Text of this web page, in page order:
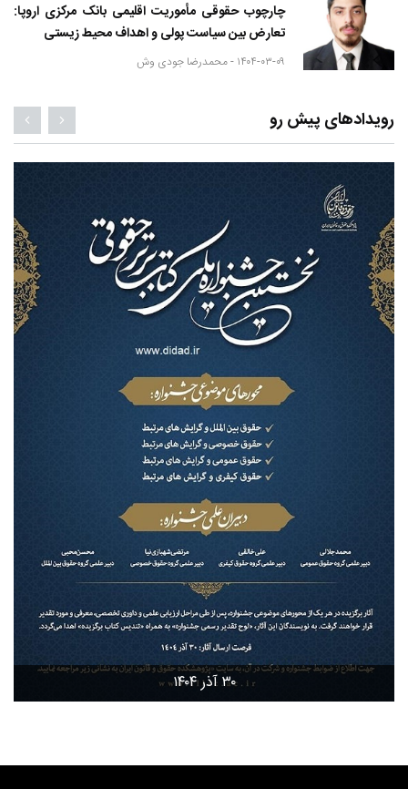
چارچوب حقوقی مأموریت اقلیمی بانک مرکزی اروپا:
تعارض بین سیاست پولی و اهداف محیط زیستی
۱۴۰۴-۰۳-۰۹ - محمدرضا جودی وش
رویدادهای پیش رو
۳۰ آذر ۱۴۰۴